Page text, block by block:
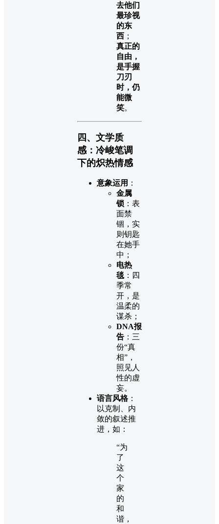
去他们
最珍视
的东
西 ；
真正的
自由，
是手握
刀刃
时，仍
能微
笑。
四、文学质
感：冷峻笔调
下的炽热情感
意象运用 ：
金属
锁 ：表
面禁
锢，实
则钥匙
在她手
中；
电热
毯 ：四
季常
开，是
温柔的
谋杀；
DNA报
告 ：三
份“真
相”，
照见人
性的虚
妄。
语言风格：
以克制、内
敛的叙述推
进，如：
“为
了
这
个
家
的
和
谐，